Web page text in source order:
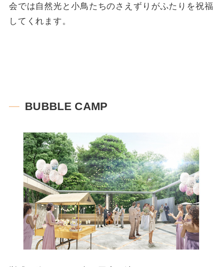
会では自然光と小鳥たちのさえずりがふたりを祝福
してくれます。
BUBBLE CAMP